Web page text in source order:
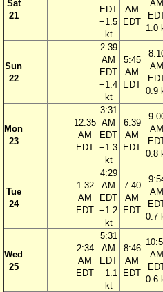
Sat
21
EDT
−1.5
kt
AM
EDT
AM
1.0
Sun
22
2:39
AM
EDT
−1.4
kt
5:45
AM
EDT
AM
0.9
Mon
23
12:35
AM
EDT
3:31
AM
EDT
−1.3
kt
6:39
AM
EDT
AM
0.8
Tue
24
1:32
AM
EDT
4:29
AM
EDT
−1.2
kt
7:40
AM
EDT
AM
0.7
Wed
25
2:34
AM
EDT
5:31
AM
EDT
−1.1
kt
8:46
AM
EDT
AM
0.6